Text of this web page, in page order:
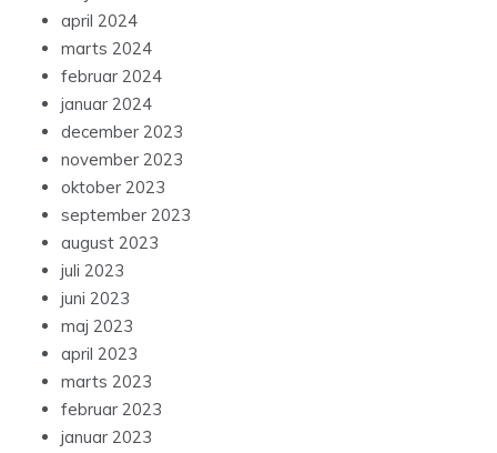
april 2024
marts 2024
februar 2024
januar 2024
december 2023
november 2023
oktober 2023
september 2023
august 2023
juli 2023
juni 2023
maj 2023
april 2023
marts 2023
februar 2023
januar 2023